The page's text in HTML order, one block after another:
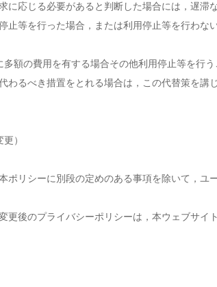
に応じる必要があると判断した場合には，遅滞
止等を行った場合，または利用停止等を行わな
額の費用を有する場合その他利用停止等を行
わるべき措置をとれる場合は，この代替策を講
）
ポリシーに別段の定めのある事項を除いて，ユ
更後のプライバシーポリシーは，本ウェブサイ